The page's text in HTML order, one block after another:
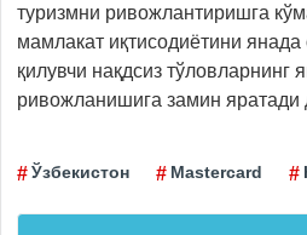
туризмни ривожлантиришга
мамлакат иқтисодиётини янада
қилувчи нақдсиз тўловларнинг
ривожланишига замин яратади
Ўзбекистон Mastercard